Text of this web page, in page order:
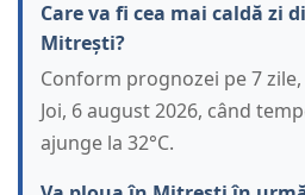
Care va fi cea mai caldă zi
Mitrești?
Conform prognozei pe 7
Joi, 6 august 2026, când
ajunge la 32°C.